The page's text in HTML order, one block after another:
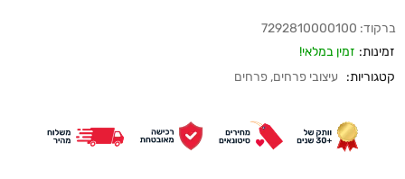
ברקוד: 7292810000100
זמינות: זמין במלאי!
קטגוריות:
עיצובי פרחים, פרחים